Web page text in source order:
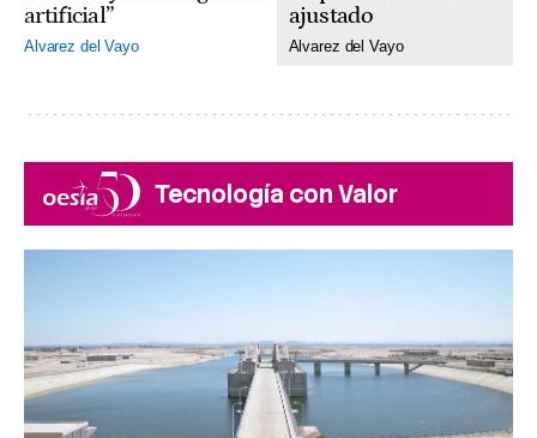
artificial”
Alvarez del Vayo
ajustado
Alvarez del Vayo
Tecnología con Valor